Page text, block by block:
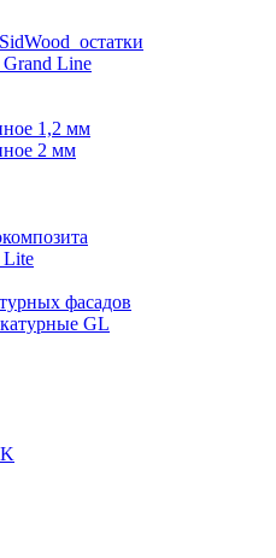
Grand Line
1,2 мм
2 мм
Lite
фасадов
GL